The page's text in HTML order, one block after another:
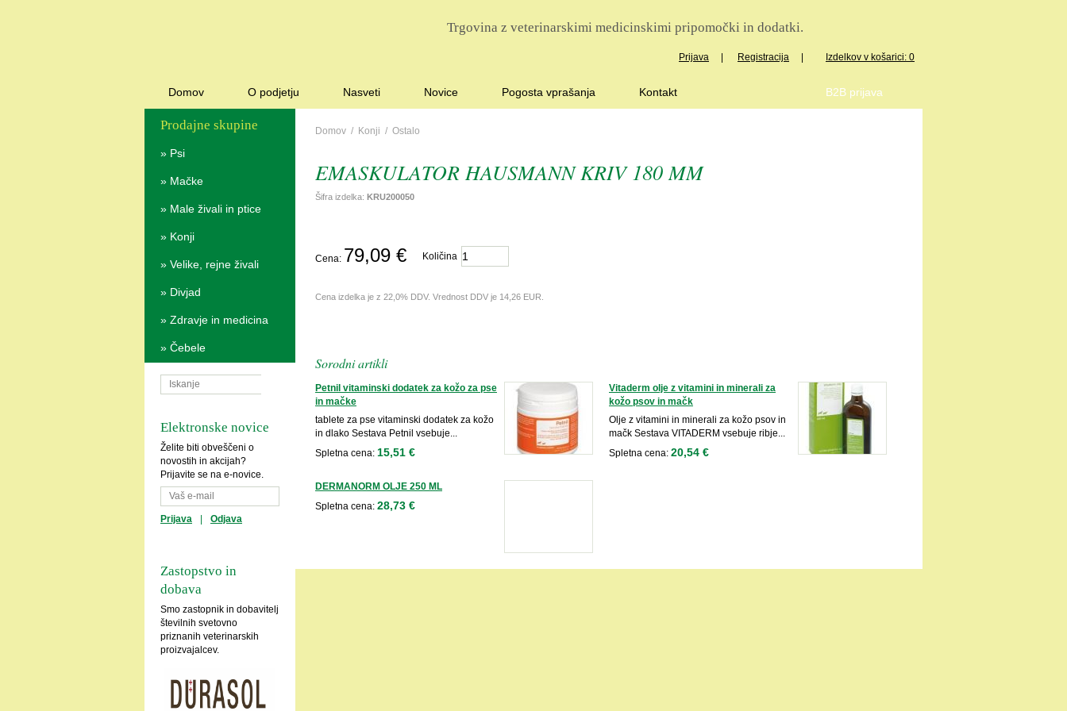
Trgovina z veterinarskimi medicinskimi pripomočki in dodatki.
Prijava Registracija Izdelkov v košarici: 0
Domov O podjetju Nasveti Novice Pogosta vprašanja Kontakt B2B prijava
Prodajne skupine
» Psi
» Mačke
» Male živali in ptice
» Konji
» Velike, rejne živali
» Divjad
» Zdravje in medicina
» Čebele
Elektronske novice
Želite biti obveščeni o
novostih in akcijah?
Prijavite se na e-novice.
Prijava Odjava
Zastopstvo in
dobava
Smo zastopnik in dobavitelj
številnih svetovno
priznanih veterinarskih
proizvajalcev.
Domov / Konji / Ostalo
EMASKULATOR HAUSMANN KRIV 180 MM
Šifra izdelka: KRU200050
Cena: 79,09 € Količina
Cena izdelka je z 22,0% DDV. Vrednost DDV je 14,26 EUR.
Sorodni artikli
Petnil vitaminski dodatek za kožo za pse
in mačke
tablete za pse vitaminski dodatek za kožo
in dlako Sestava Petnil vsebuje...
Spletna cena: 15,51 €
Vitaderm olje z vitamini in minerali za
kožo psov in mačk
Olje z vitamini in minerali za kožo psov in
mačk Sestava VITADERM vsebuje ribje...
Spletna cena: 20,54 €
DERMANORM OLJE 250 ML
Spletna cena: 28,73 €